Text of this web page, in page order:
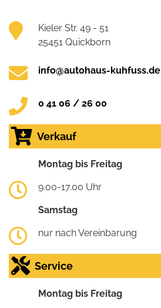
Kieler Str. 49 - 51
25451 Quickborn
info@autohaus-kuhfuss.de
0 41 06 / 26 00
Verkauf
Montag bis Freitag
9.00-17.00 Uhr
Samstag
nur nach Vereinbarung
Service
Montag bis Freitag